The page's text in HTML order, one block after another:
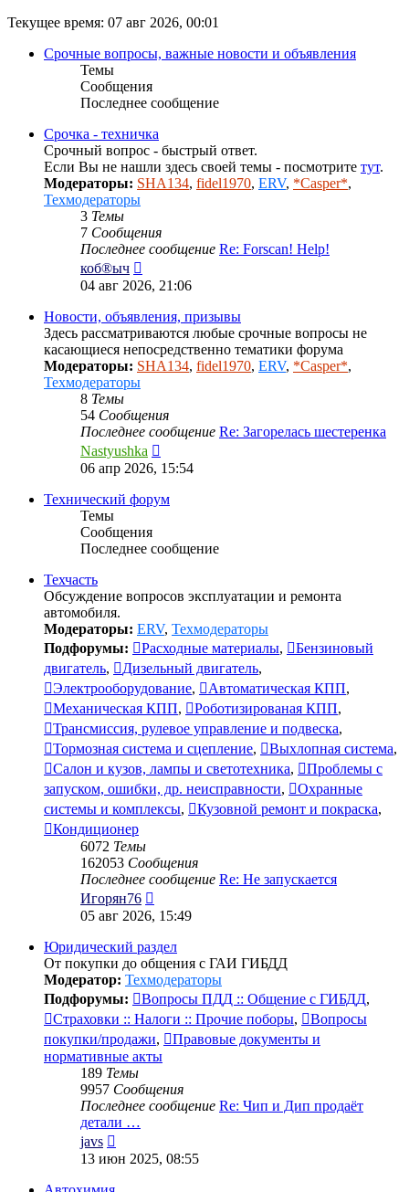
Текущее время: 07 авг 2026, 00:01
Срочные вопросы, важные новости и объявления
Темы
Сообщения
Последнее сообщение
Срочка - техничка
Срочный вопрос - быстрый ответ.
Если Вы не нашли здесь своей темы - посмотрите тут.
Модераторы: SHA134, fidel1970, ERV, *Casper*,
Техмодераторы
3 Темы
7 Сообщения
Последнее сообщение Re: Forscan! Help!
коб®ыч
к
сообщению
04 авг 2026, 21:06
Новости, объявления, призывы
Здесь рассматриваются любые срочные вопросы не
касающиеся непосредственно тематики форума
Модераторы: SHA134, fidel1970, ERV, *Casper*,
Техмодераторы
8 Темы
54 Сообщения
Последнее сообщение Re: Загорелась шестеренка
Nastyushka
к
сообщению
06 апр 2026, 15:54
Технический форум
Темы
Сообщения
Последнее сообщение
Техчасть
Обсуждение вопросов эксплуатации и ремонта
автомобиля.
Модераторы: ERV, Техмодераторы
Подфорумы:
Расходные материалы,
Бензиновый
двигатель, Дизельный двигатель,
Электрооборудование, Автоматическая КПП,
Механическая КПП, Роботизированая КПП,
Трансмиссия, рулевое управление и подвеска,
Тормозная система и сцепление, Выхлопная система,
Салон и кузов, лампы и светотехника,
Проблемы с
запуском, ошибки, др. неисправности,
Охранные
системы и комплексы, Кузовной ремонт и покраска,
Кондиционер
6072 Темы
162053 Сообщения
Последнее сообщение Re: Не запускается
Игорян76
к
сообщению
05 авг 2026, 15:49
Юридический раздел
От покупки до общения с ГАИ ГИБДД
Модератор: Техмодераторы
Подфорумы:
Вопросы ПДД :: Общение с ГИБДД,
Страховки :: Налоги :: Прочие поборы,
Вопросы
покупки/продажи,
Правовые документы и
нормативные акты
189 Темы
9957 Сообщения
Последнее сообщение Re: Чип и Дип продаёт
детали …
javs
к
13 июн 2025, 08:55